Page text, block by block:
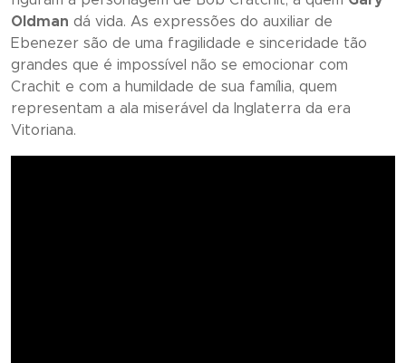
Oldman dá vida. As expressões do auxiliar de
Ebenezer são de uma fragilidade e sinceridade tão
grandes que é impossível não se emocionar com
Crachit e com a humildade de sua família, quem
representam a ala miserável da Inglaterra da era
Vitoriana.